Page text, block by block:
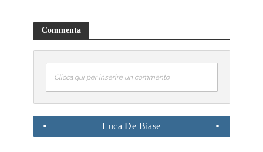
Commenta
Clicca qui per inserire un commento
Luca De Biase